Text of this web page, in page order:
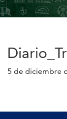
5 de diciembre